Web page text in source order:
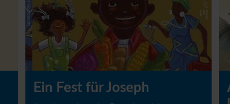
Ein Fest für Joseph